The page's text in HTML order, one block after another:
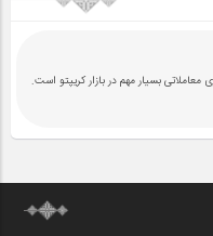
معاملاتی بسیار مهم در بازار کریپتو است.